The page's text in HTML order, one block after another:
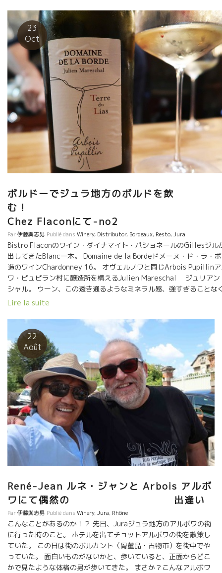
ヌ La Ferme des Sept Lunes のジャンさん（Jean Delobre） も
いた。 何と、ティエリー・ピュズラさんもやって来た。 ステフ
ァン・ティソのテーブルにはニューヨークでVin natureを広めて
いる女性もいた。 ニューヨークも熱く燃えているようだった。
明日からの試飲会の為にやって来た醸造家、バイヤーで
溢れて熱気が凄かった。
23
Oct
ボルドーでジュラ地方のボルドを飲
む
Chez Flaconにて-no2
Par伊藤與志男 Publié dans Winery, Distributor, Bordeaux, Resto,Jura
Bistro Flaconのワイン・ダイナマイト・パショネールのGillesジル
出してきたBlanc一本。 Domaine de la Bordeドメーヌ・ド・ラ・
造のワインChardonney 16。 オヴェルノワと同じArbois Pupillin
ワ・ピュピラン村に醸造所を構えるJulien Mareschal ジュリアン
シャル。 ウーン、この透き通るようなミネラル感、強すぎることな
と伸びてくる。そのミネラルの周りをどこまでもやさしい上品な果
ルヌ土壌に育つシャルドネ。何という、土壌と品種のマリアージだ
壌のシャルドネでは絶対にないミネラル感。 心まで洗われてしま
透明感。 素晴らしい！！ 大西洋のマグロの活〆マリネに合わせた
高！！女性シェフのジュリアちゃんの作。 ジルのお父さんがやって
ラグビーの選手、このお父さんが滅茶苦茶Vin natureに詳しい。 一
ン談義！ この夏、日本のパッションBistroの皆さんが
ところに来た時の写真、急斜面の畑の写真を 添付しておきます
Lire la suite
22
Août
René-Jean ルネ・ジャンと Arbois アルボ
ワにて偶然の 出逢い
Par伊藤與志男 Publié dans Winery,Jura, Rhône
こんなことがあるのか！？ 先日、Juraジュラ地方のアルボワの街
に行った時のこと。 ホテルを出てチョットアルボワの街を散策し
ていた。 この日は街のボルカント（骨董品・古物市）を街中でや
っていた。 面白いものがないかと、歩いていると、正面からどこ
かで見たような体格の男が歩いてきた。 まさか？こんなアルボワ